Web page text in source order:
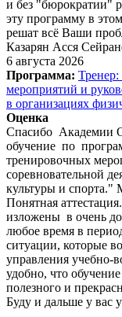
и без "бюрократии"
эту программу в
решат всё Ваши
Казарян Асся
6 августа 2026
Программа:
мероприятий и
в организациях
Оценка
Спасибо Академии
обучение по
тренировочных
соревновательной
культуры и спорта."
Понятная
изложены в очень
любое время в
ситуации, которые
управления учебно-
удобно, что
полезного и
Буду и дальше у вас